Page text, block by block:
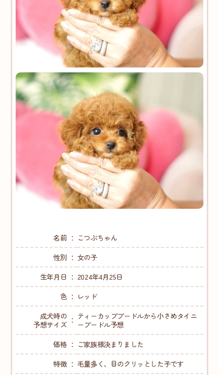
名前
こつぶちゃん
性別
女の子
生年月日
2024年4月25日
色
レッド
成犬時の
予想サイズ
ティーカッププードルから小さめタイニ
ープードル予想
価格
ご家族様決まりました
特徴
毛量多く、目のクリッとした子です